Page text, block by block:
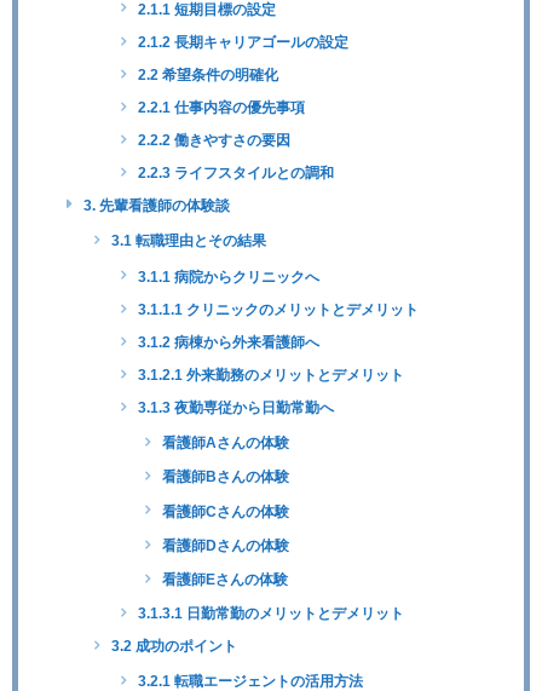
2.1.1 短期目標の設定
2.1.2 長期キャリアゴールの設定
2.2 希望条件の明確化
2.2.1 仕事内容の優先事項
2.2.2 働きやすさの要因
2.2.3 ライフスタイルとの調和
3. 先輩看護師の体験談
3.1 転職理由とその結果
3.1.1 病院からクリニックへ
3.1.1.1 クリニックのメリットとデメリット
3.1.2 病棟から外来看護師へ
3.1.2.1 外来勤務のメリットとデメリット
3.1.3 夜勤専従から日勤常勤へ
看護師Aさんの体験
看護師Bさんの体験
看護師Cさんの体験
看護師Dさんの体験
看護師Eさんの体験
3.1.3.1 日勤常勤のメリットとデメリット
3.2 成功のポイント
3.2.1 転職エージェントの活用方法